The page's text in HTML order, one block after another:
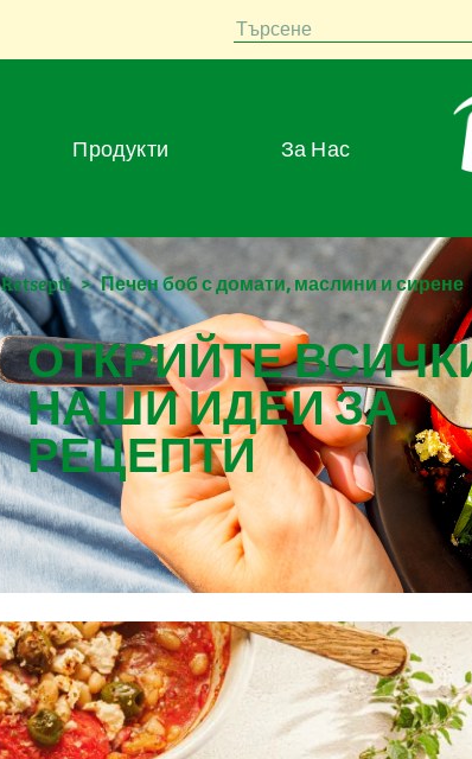
Търсене
Продукти За Нас
Retsepti > Печен боб с домати, маслини и сирене
ОТКРИЙТЕ
НАШИ ИДЕИ ЗА
РЕЦЕПТИ